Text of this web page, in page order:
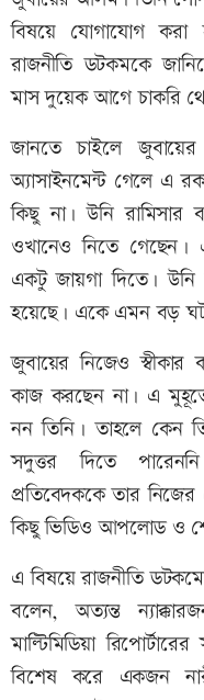
বিষয়ে যোগাযোগ করা
রাজনীতি ডটকমকে
মাস দুয়েক আগে চাকরি
জানতে চাইলে
অ্যাসাইনমেন্ট গেলে এ
কিছু না। উনি
ওখানেও নিতে গেছেন।
একটু জায়গা দিতে।
হয়েছে। একে এমন বড়
জুবায়ের নিজেও
কাজ করছেন না। এ
নন তিনি। তাহলে কেন
সদুত্তর দিতে
প্রতিবেদককে তার
কিছু ভিডিও আপলোড ও
এ বিষয়ে রাজনীতি
বলেন, অত্যন্ত
মাল্টিমিডিয়া
বিশেষ করে একজন